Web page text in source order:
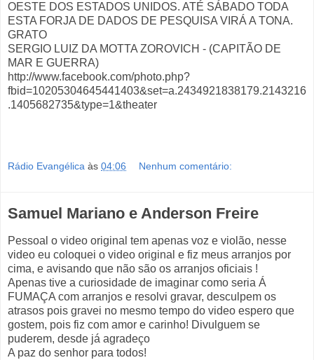
OESTE DOS ESTADOS UNIDOS. ATÉ SÁBADO TODA
ESTA FORJA DE DADOS DE PESQUISA VIRÁ A TONA.
GRATO
SERGIO LUIZ DA MOTTA ZOROVICH - (CAPITÃO DE
MAR E GUERRA )
http://www.facebook.com/photo.php?
fbid=10205304645441403&set=a.2434921838179.2143216
.1405682735&type=1&theater
Rádio Evangélica às 04:06 Nenhum comentário:
Samuel Mariano e Anderson Freire
Pessoal o video original tem apenas voz e violão, nesse
video eu coloquei o video original e fiz meus arranjos por
cima, e avisando que não são os arranjos oficiais !
Apenas tive a curiosidade de imaginar como seria Á
FUMAÇA com arranjos e resolvi gravar, desculpem os
atrasos pois gravei no mesmo tempo do video espero que
gostem, pois fiz com amor e carinho! Divulguem se
puderem, desde já agradeço
A paz do senhor para todos!